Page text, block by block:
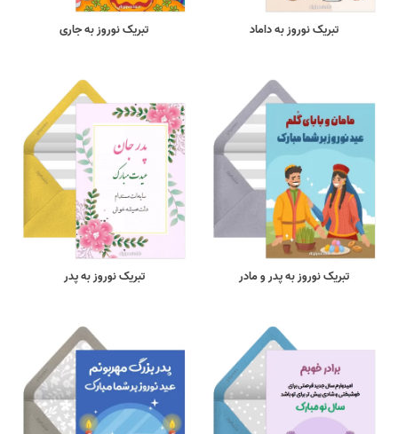
تبریک نوروز به داماد تبریک نوروز به جاری
تبریک نوروز به پدر و مادر تبریک نوروز به پدر